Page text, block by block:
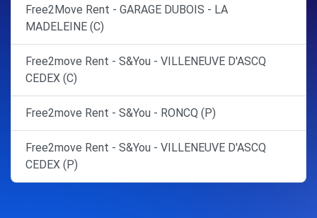
Free2Move Rent - GARAGE DUBOIS - LA
MADELEINE (C)
Free2move Rent - S&You - VILLENEUVE D'ASCQ
CEDEX (C)
Free2move Rent - S&You - RONCQ (P)
Free2move Rent - S&You - VILLENEUVE D'ASCQ
CEDEX (P)